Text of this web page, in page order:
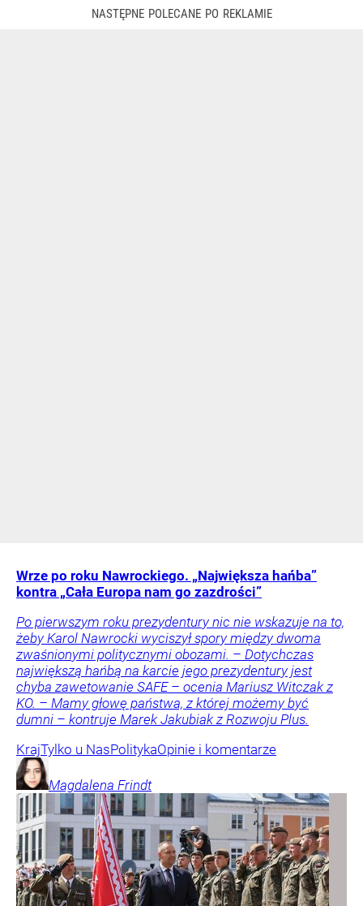
Wrze po roku Nawrockiego. „Największa hańba”
kontra „Cała Europa nam go zazdrości”
Po pierwszym roku prezydentury nic nie wskazuje na to,
żeby Karol Nawrocki wyciszył spory między dwoma
zwaśnionymi politycznymi obozami. – Dotychczas
największą hańbą na karcie jego prezydentury jest
chyba zawetowanie SAFE – ocenia Mariusz Witczak z
KO. – Mamy głowę państwa, z której możemy być
dumni – kontruje Marek Jakubiak z Rozwoju Plus.
KrajTylko u NasPolitykaOpinie i komentarze
Magdalena Frindt